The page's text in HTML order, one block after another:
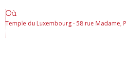
Où
Temple du Luxembourg - 58 rue Madame,